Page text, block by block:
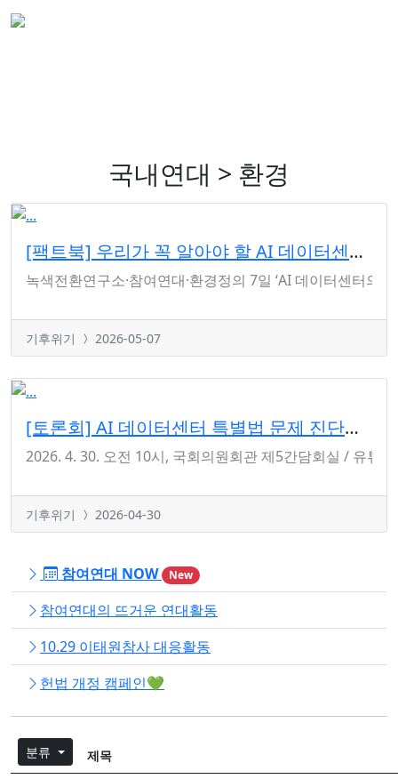
국내연대 > 환경
[팩트북] 우리가 꼭 알아야 할 AI 데이터센터의 진실
녹색전환연구소·참여연대·환경정의 7일 ‘AI 데이터센터의
기후위기 2026-05-07
[토론회] AI 데이터센터 특별법 문제 진단과 대안 모색
2026. 4. 30. 오전 10시, 국회의원회관 제5간담회실 / 유튜
기후위기 2026-04-30
참여연대 NOW New
참여연대의 뜨거운 연대활동
10.29 이태원참사 대응활동
헌법 개정 캠페인💚
분류 제목